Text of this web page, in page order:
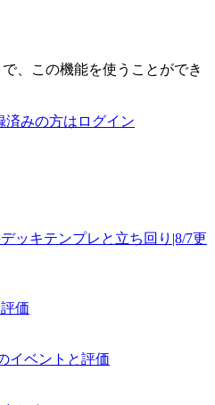
、この機能を使うことができ
済みの方はログイン
ッキテンプレと立ち回り|8/7更
価
イベントと評価